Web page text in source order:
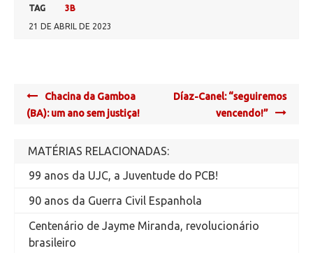
TAG
3B
21 DE ABRIL DE 2023
Post
navigation
Chacina da Gamboa
(BA): um ano sem justiça!
Díaz-Canel: “seguiremos
vencendo!”
MATÉRIAS RELACIONADAS:
99 anos da UJC, a Juventude do PCB!
90 anos da Guerra Civil Espanhola
Centenário de Jayme Miranda, revolucionário
brasileiro